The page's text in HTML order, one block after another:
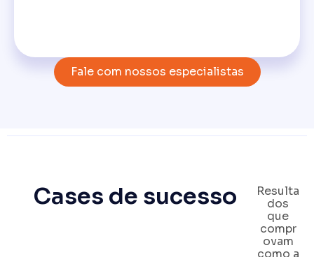
Fale com nossos especialistas
Cases de sucesso
Resulta
dos
que
compr
ovam